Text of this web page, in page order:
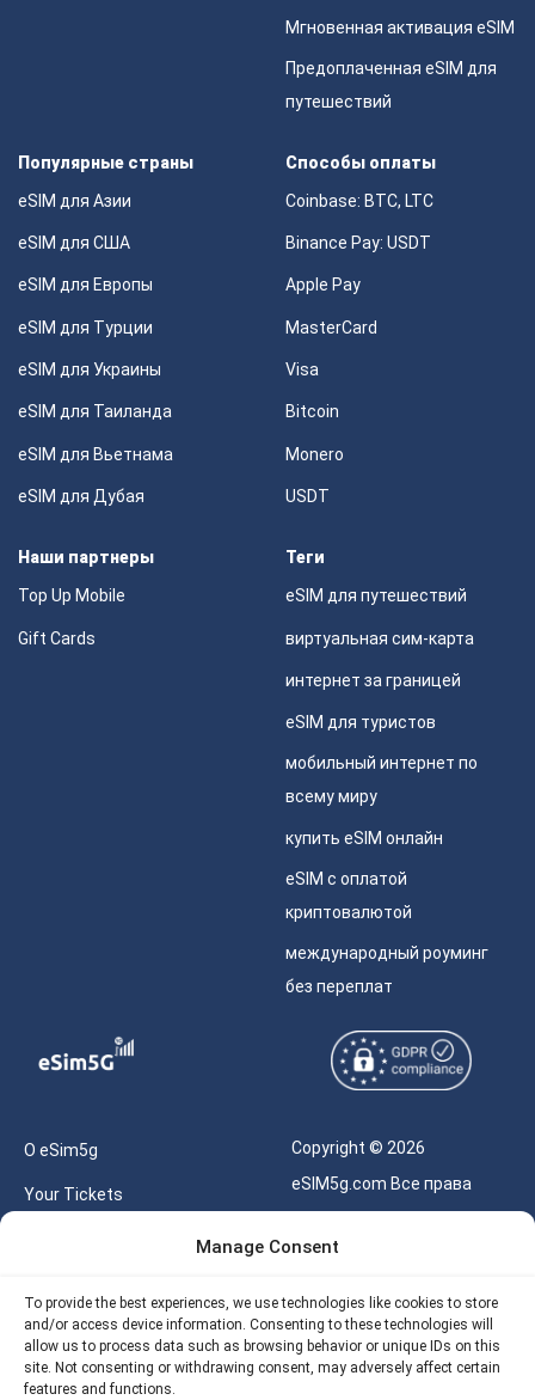
Manage Consent
To provide the best experiences, we use technologies like cookies to store
and/or access device information. Consenting to these technologies will
allow us to process data such as browsing behavior or unique IDs on this
site. Not consenting or withdrawing consent, may adversely affect certain
features and functions.
Мгновенная активация eSIM
Предоплаченная eSIM для
путешествий
Популярные страны
eSIM для Азии
eSIM для США
eSIM для Европы
eSIM для Турции
eSIM для Украины
eSIM для Таиланда
eSIM для Вьетнама
eSIM для Дубая
Способы оплаты
Coinbase: BTC, LTC
Binance Pay: USDT
Apple Pay
MasterCard
Visa
Bitcoin
Monero
USDT
Наши партнеры
Top Up Mobile
Gift Cards
Теги
eSIM для путешествий
виртуальная сим-карта
интернет за границей
eSIM для туристов
мобильный интернет по
всему миру
купить eSIM онлайн
eSIM с оплатой
криптовалютой
международный роуминг
без переплат
О eSim5g
Your Tickets
Калькулятор для eSIM
Политика возврата
eSIM5G
Copyright © 2026
eSIM5g.com Все права
Политика
конфиденциальности